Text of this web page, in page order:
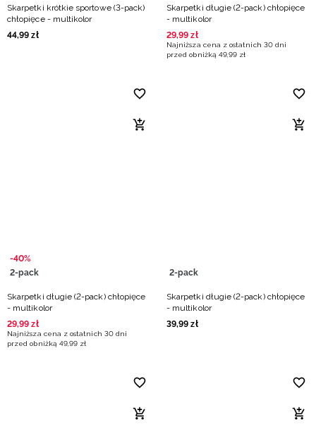
Skarpetki krótkie sportowe (3-pack)
chłopięce - multikolor
44,99 zł
Skarpetki długie (2-pack) chłopięce
- multikolor
29,99 zł
Najniższa cena z ostatnich 30 dni
przed obniżką 49,99 zł
-40%
2-pack
Skarpetki długie (2-pack) chłopięce
- multikolor
29,99 zł
Najniższa cena z ostatnich 30 dni
przed obniżką 49,99 zł
2-pack
Skarpetki długie (2-pack) chłopięce
- multikolor
39,99 zł